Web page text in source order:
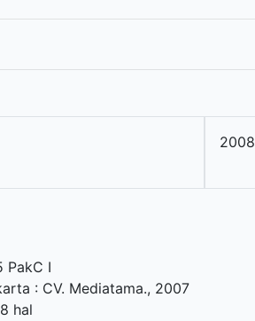
PakC I
: CV. Mediatama., 2007
hal